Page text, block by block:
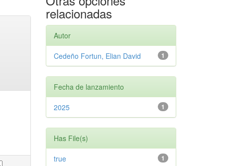
relacionadas
Autor
1
Cedeño Fortun, Elian David
Fecha de lanzamiento
1
2025
Has File(s)
1
true